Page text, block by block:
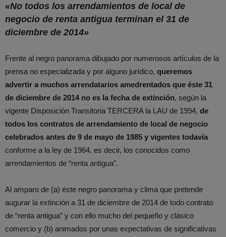
«No todos los arrendamientos de local de
negocio de renta antigua terminan el 31 de
diciembre de 2014»
Frente al negro panorama dibujado por numerosos artículos de la
prensa no especializada y por alguno jurídico, queremos
advertir a muchos arrendatarios amedrentados que éste 31
de diciembre de 2014 no es la fecha de extinción, según la
vigente Disposición Transitoria TERCERA la LAU de 1994, de
todos los contratos de arrendamiento de local de negocio
celebrados antes de 9 de mayo de 1985 y vigentes todavía
conforme a la ley de 1964, es decir, los conocidos como
arrendamientos de “renta antigua”.
Al amparo de (a) éste negro panorama y clima que pretende
augurar la extinción a 31 de diciembre de 2014 de todo contrato
de “renta antigua” y con ello mucho del pequeño y clásico
comercio y (b) animados por unas expectativas de significativas